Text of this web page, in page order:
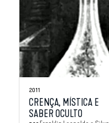
2011
CRENÇA, MÍSTICA E
SABER OCULTO